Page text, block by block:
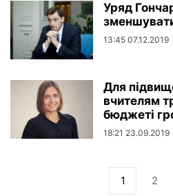
Уряд
13:45 07.12.2019
Для
вчителям
бюджеті
18:21 23.09.2019
1 2